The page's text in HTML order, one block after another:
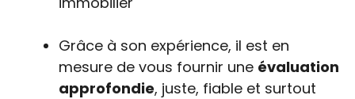
Grâce à son expérience, il est en
mesure de vous fournir une évaluation
approfondie, juste, fiable et surtout